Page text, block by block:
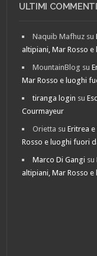
ULTIMI COMMENTI
Naquib Mafhuz su
altipiani, Mar Rosso
MountainBlog su
Mar Rosso e luoghi
tiranga login su
Courmayeur
Orietta suEritrea
Rosso e luoghi fuori
Marco Di Gangi su
altipiani, Mar Rosso